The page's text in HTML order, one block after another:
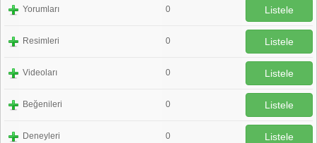
Yorumları 0 Listele
Resimleri 0 Listele
Videoları 0 Listele
Beğenileri 0 Listele
Deneyleri 0 Listele